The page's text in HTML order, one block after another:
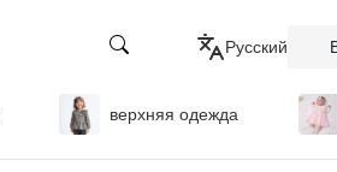
Русский
верхняя одежда